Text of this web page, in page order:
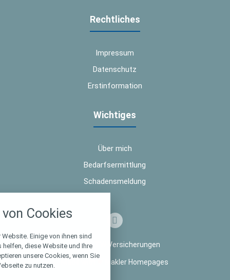
Rechtliches
Impressum
Datenschutz
Erstinformation
Wichtiges
Über mich
Bedarfsermittlung
Schadensmeldung
© 2026 TW Versicherungen
Makler Homepages
Cookies
Einige von ihnen sind
diese Website und Ihre
unsere Cookies, wenn Sie
zu nutzen.
alle verwendeten Cookies und
zu blockieren.
Notwendig